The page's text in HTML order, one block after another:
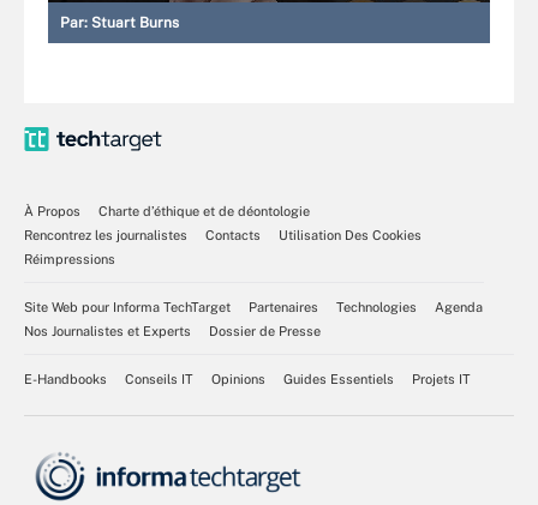
Par: Stuart Burns
À Propos
Charte d’éthique et de déontologie
Rencontrez les journalistes
Contacts
Utilisation Des Cookies
Réimpressions
Site Web pour Informa TechTarget Partenaires Technologies
Agenda
Nos Journalistes et Experts
Dossier de Presse
E-Handbooks Conseils IT Opinions Guides Essentiels Projets IT